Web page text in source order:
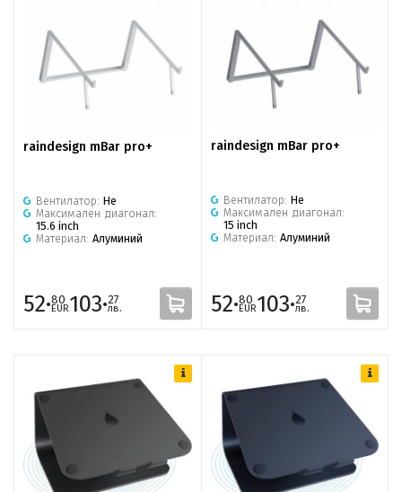
raindesign mBar pro+
Вентилатор: Не
Максимален диагонал:
15.6 inch
Материал: Алуминий
52·80
EUR103·27
лв.
raindesign mBar pro+
Вентилатор: Не
Максимален диагонал:
15 inch
Материал: Алуминий
52·80
EUR103·27
лв.